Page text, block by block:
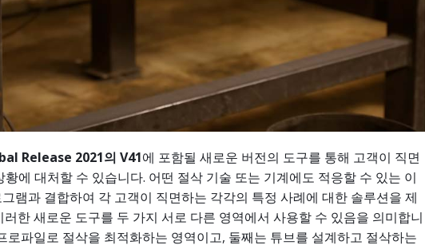
Release 2021의 V41에 포함될 새로운 버전의 도구를 통해 고객이 직면
에 대처할 수 있습니다. 어떤 절삭 기술 또는 기계에도 적응할 수 있는 이
램과 결합하여 각 고객이 직면하는 각각의 특정 사례에 대한 솔루션을 제
러한 새로운 도구를 두 가지 서로 다른 영역에서 사용할 수 있음을 의미합니
로파일로 절삭을 최적화하는 영역이고, 둘째는 튜브를 설계하고 절삭하는